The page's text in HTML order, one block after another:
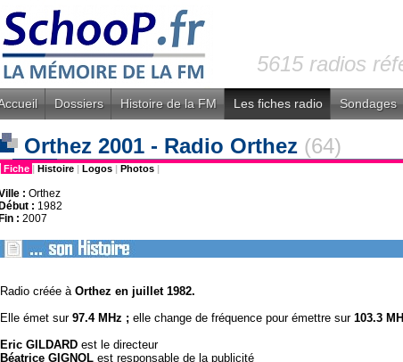
5615 radios
Dossiers Histoire de la FM Les fiches radio Sondages
Orthez 2001 - Radio Orthez (64)
Fiche | Histoire | Logos | Photos |
: Orthez
Début : 1982
Fin : 2007
Radio créée à Orthez en juillet 1982.
Elle émet sur 97.4 MHz ; elle change de fréquence pour émettre sur 103.3
Eric GILDARD est le directeur
Béatrice GIGNOL est responsable de la publicité